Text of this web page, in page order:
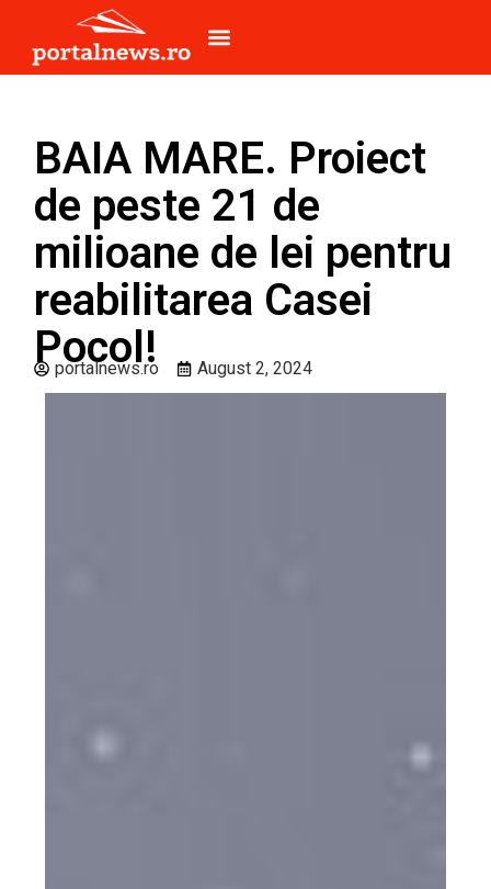
BAIA MARE. Proiect
de peste 21 de
milioane de lei pentru
reabilitarea Casei
Pocol!
portalnews.ro August 2, 2024